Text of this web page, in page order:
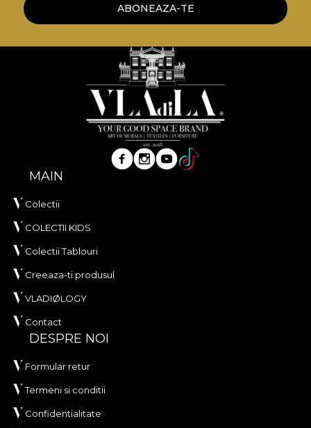
adezivului propriu in aplicarea tapetului. In acest
mod, te poti bucura de un proces de redecorare
rapid, sigur si eficient, care se ridica la cele mai inalte
standarde de calitate.
ABONEAZA-TE
MAIN
Colectii
COLECTII KIDS
Colectii Tablouri
Creeaza-ti produsul
VLADIØLOGY
Contact
DESPRE NOI
Formular retur
Termeni si conditii
Confidentialitate